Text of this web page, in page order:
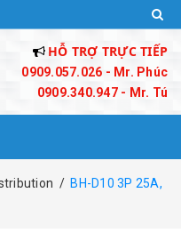
HỖ TRỢ TRỰC TIẾP
0909.057.026 - Mr. Phúc
0909.340.947 - Mr. Tú
/ BH-D10 3P 25A,